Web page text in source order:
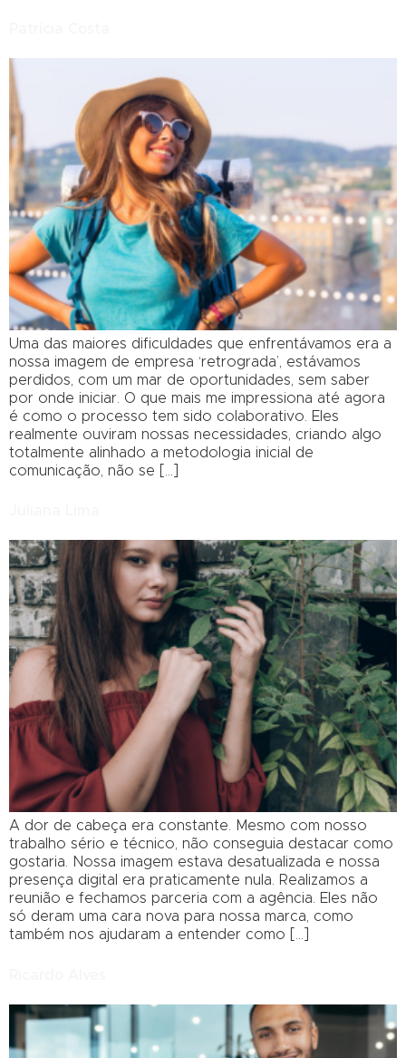
Uma das maiores dificuldades que enfrentávamos era a
nossa imagem de empresa ‘retrograda’, estávamos
perdidos, com um mar de oportunidades, sem saber
por onde iniciar. O que mais me impressiona até agora
é como o processo tem sido colaborativo. Eles
realmente ouviram nossas necessidades, criando algo
totalmente alinhado a metodologia inicial de
comunicação, não se […]
A dor de cabeça era constante. Mesmo com nosso
trabalho sério e técnico, não conseguia destacar como
gostaria. Nossa imagem estava desatualizada e nossa
presença digital era praticamente nula. Realizamos a
reunião e fechamos parceria com a agência. Eles não
só deram uma cara nova para nossa marca, como
também nos ajudaram a entender como […]